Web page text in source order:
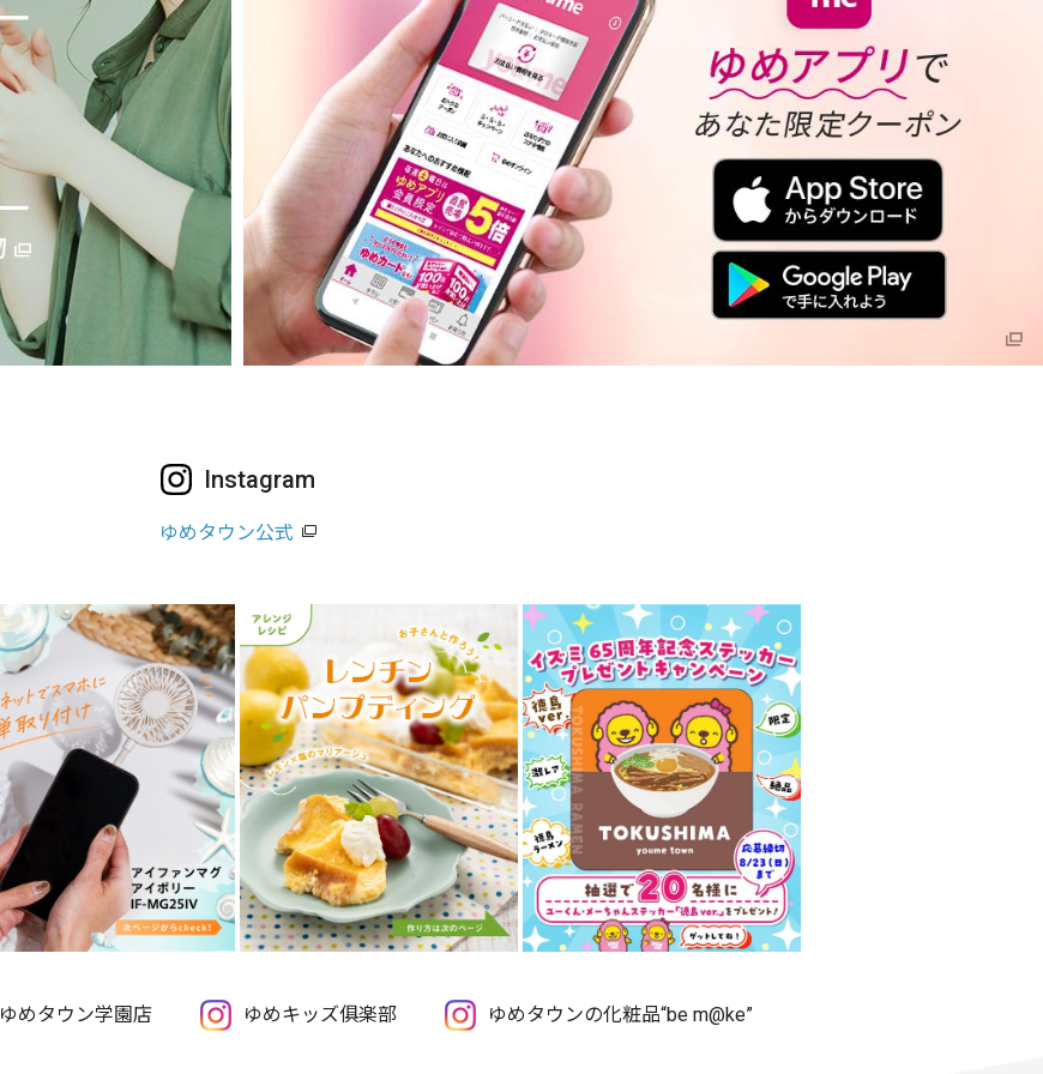
Instagram
ゆめタウン公式
ゆめタウン学園店 ゆめキッズ俱楽部 ゆめタウンの化粧品“be m@ke”